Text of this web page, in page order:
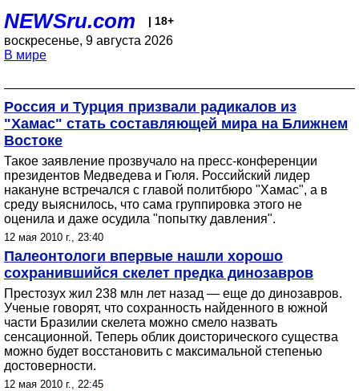
NEWSru.com | 18+
воскресенье, 9 августа 2026
В мире
Россия и Турция призвали радикалов из
"Хамас" стать составляющей мира на Ближнем
Востоке
Такое заявление прозвучало на пресс-конференции
президентов Медведева и Гюля. Российский лидер
накануне встречался с главой политбюро "Хамас", а в
среду выяснилось, что сама группировка этого не
оценила и даже осудила "попытку давления".
12 мая 2010 г., 23:40
Палеонтологи впервые нашли хорошо
сохранившийся скелет предка динозавров
Престозух жил 238 млн лет назад — еще до динозавров.
Ученые говорят, что сохранность найденного в южной
части Бразилии скелета можно смело назвать
сенсационной. Теперь облик доисторического существа
можно будет восстановить с максимальной степенью
достоверности.
12 мая 2010 г., 22:45